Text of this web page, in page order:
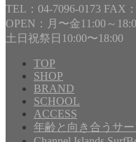
TEL：04-7096-0173 FAX
OPEN：月〜金11:00～
土日祝祭日10:00〜18:00
TOP
SHOP
BRAND
SCHOOL
ACCESS
年齢と向き合うサ
Copyright©MOANA